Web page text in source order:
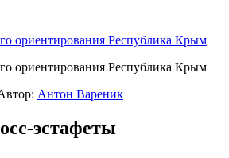
ориентирования Республика Крым
ориентирования Республика Крым
Антон Вареник
эстафеты